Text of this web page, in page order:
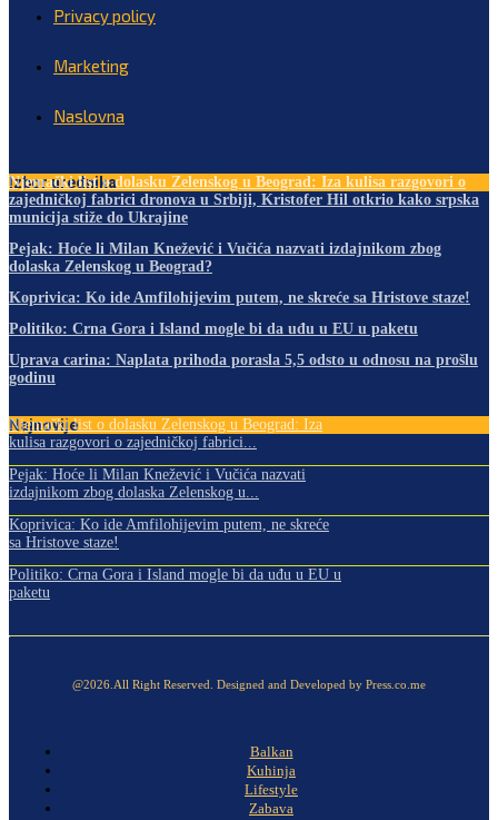
Privacy policy
Marketing
Naslovna
Izbor urednika
Njemački list o dolasku Zelenskog u Beograd: Iza kulisa razgovori o
zajedničkoj fabrici dronova u Srbiji, Kristofer Hil otkrio kako srpska
municija stiže do Ukrajine
Pejak: Hoće li Milan Knežević i Vučića nazvati izdajnikom zbog
dolaska Zelenskog u Beograd?
Koprivica: Ko ide Amfilohijevim putem, ne skreće sa Hristove staze!
Politiko: Crna Gora i Island mogle bi da uđu u EU u paketu
Uprava carina: Naplata prihoda porasla 5,5 odsto u odnosu na prošlu
godinu
Najnovije
Njemački list o dolasku Zelenskog u Beograd: Iza
kulisa razgovori o zajedničkoj fabrici...
Pejak: Hoće li Milan Knežević i Vučića nazvati
izdajnikom zbog dolaska Zelenskog u...
Koprivica: Ko ide Amfilohijevim putem, ne skreće
sa Hristove staze!
Politiko: Crna Gora i Island mogle bi da uđu u EU u
paketu
@2026.All Right Reserved. Designed and Developed by Press.co.me
Balkan
Kuhinja
Lifestyle
Zabava